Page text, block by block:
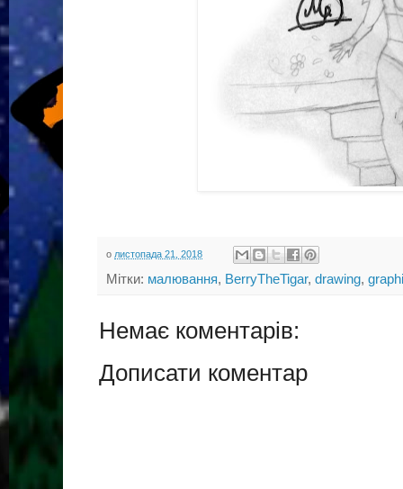
о листопада 21, 2018
Мітки: малювання, BerryTheTigar, drawing,
Немає коментарів:
Дописати коментар